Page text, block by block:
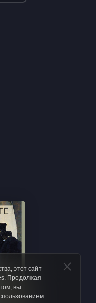
этот сайт
Продолжая
вы